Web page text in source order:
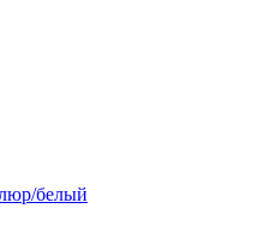
белый